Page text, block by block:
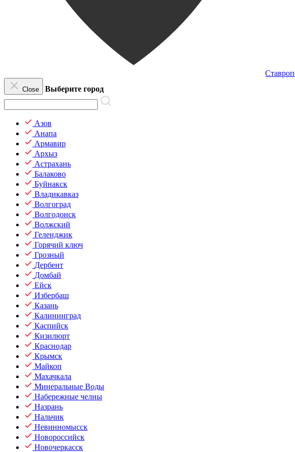
Close Выберите город
Азов
Анапа
Армавир
Архыз
Астрахань
Балаково
Буйнакск
Владикавказ
Волгоград
Волгодонск
Волжский
Геленджик
Горячий ключ
Грозный
Дербент
Домбай
Ейск
Избербаш
Казань
Калининград
Каспийск
Кизилюрт
Краснодар
Крымск
Майкоп
Махачкала
Минеральные Воды
Набережные челны
Назрань
Нальчик
Невинномысск
Новороссийск
Новочеркасск